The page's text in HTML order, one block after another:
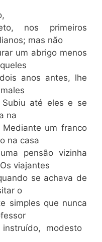
nos primeiros
mas não
um abrigo menos
anos antes, lhe
até eles e se
na
Mediante um franco
na casa
pensão vizinha
viajantes
se achava de
o
simples que nunca
modesto